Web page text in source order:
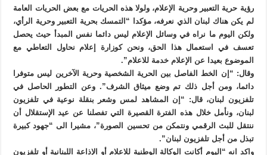
رؤية حرية التعبير وحرية الإعلام، ولولا هذه الحريات مع بعض الحريات العامة
لم يكن هناك لبنان الذي نعرفه، مؤكدا “التمسك بحرية التعبير وحرية الرأي،
ولكن اليوم ما نراه في وسائل الإعلام ليس دائما نفس المبدأ حيث يحصل
تعسف في استعمال هذا الحق، ونحن كوزارة إعلام نحاول التعاطي مع
الموضوع بعيدا عن الإعلام خدمة للاعلام”.
وقال: “إن الخط الفاصل بين الحرية الشخصية وحرية الآخرين ليس متوفرا
دائما، ومن أجل ذلك تم وضع ميثاق الشرف”. وعن التطور الحاصل في
تلفزيون لبنان، قال: “إن المشاهد لمس وشعر بنقلة نوعية في تلفزيون
لبنان، ونأمل خلال هذه الفترة القصيرة التي تفصلنا عن عيد الإستقلال أن
ننتقل للبث الرقمي ونتمكن من تحسين الصورة”، مشيرا الى “جهود كبيرة
تبذل من أجل تلفزيون لبنان”.
واكد انه “اليوم أكانت الوكالة الوطنية للاعلام أو الإذاعة اللبنانية أو تلفزيون